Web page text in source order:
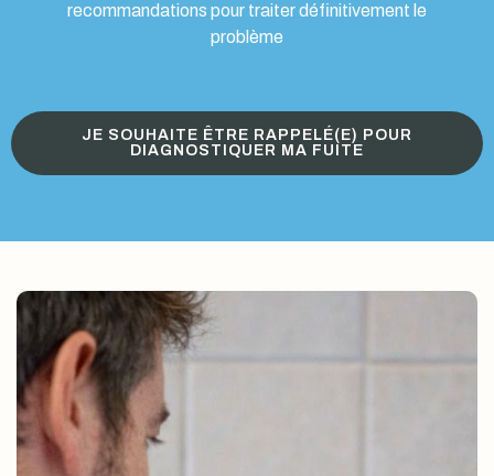
recommandations pour traiter définitivement le
problème
JE SOUHAITE ÊTRE RAPPELÉ(E) POUR
DIAGNOSTIQUER MA FUITE